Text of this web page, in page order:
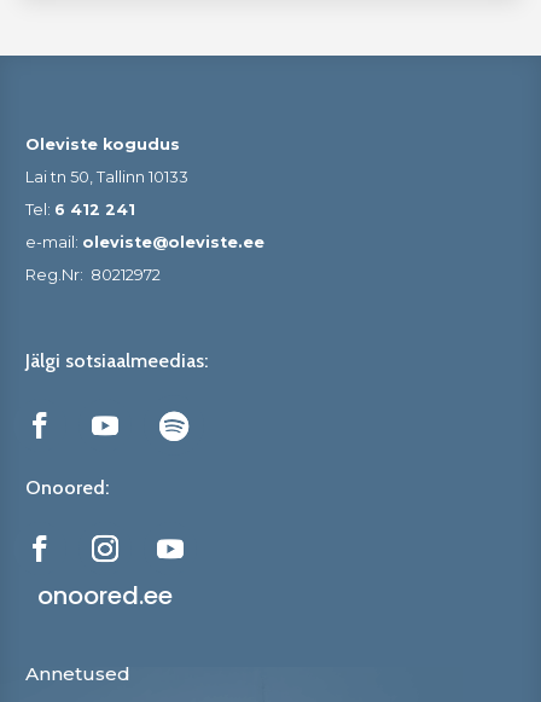
Oleviste kogudus
Lai tn 50, Tallinn 10133
Tel: 6 412 241
e-mail: oleviste@oleviste.ee
Reg.Nr: 80212972
Jälgi sotsiaalmeedias:
Onoored:
onoored.ee
Annetused